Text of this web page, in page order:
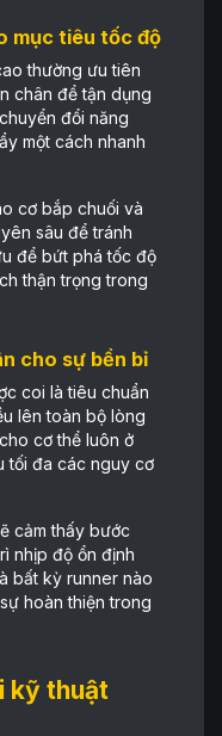
mục tiêu tốc độ
thường ưu tiên
chân để tận dụng
đổi năng
một cách nhanh
cơ bắp chuối và
sâu để tránh
để bứt phá tốc độ
thận trọng trong
cho sự bền bỉ
coi là tiêu chuẩn
lên toàn bộ lòng
cơ thể luôn ở
tối đa các nguy cơ
cảm thấy bước
nhịp độ ổn định
bất kỳ runner nào
hoàn thiện trong
kỹ thuật